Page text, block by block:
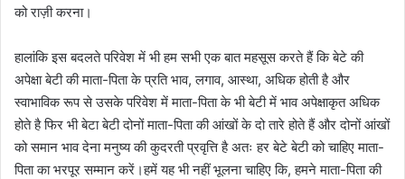
को राज़ी करना।
हालांकि इस बदलते परिवेश में भी हम सभी एक बात महसूस करते हैं कि बेटे की
अपेक्षा बेटी की माता-पिता के प्रति भाव, लगाव, आस्था, अधिक होती है और
स्वाभाविक रूप से उसके परिवेश में माता-पिता के भी बेटी में भाव अपेक्षाकृत अधिक
होते है फिर भी बेटा बेटी दोनों माता-पिता की आंखों के दो तारे होते हैं और दोनों आंखों
को समान भाव देना मनुष्य की कुदरती प्रवृत्ति है अतः हर बेटे बेटी को चाहिए माता-
पिता का भरपूर सम्मान करें।हमें यह भी नहीं भूलना चाहिए कि, हमने माता-पिता की